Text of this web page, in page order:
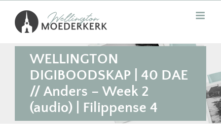
content
WELLINGTON
DIGIBOODSKAP | 40 DAE
// Anders – Week 2
(audio) | Filippense 4